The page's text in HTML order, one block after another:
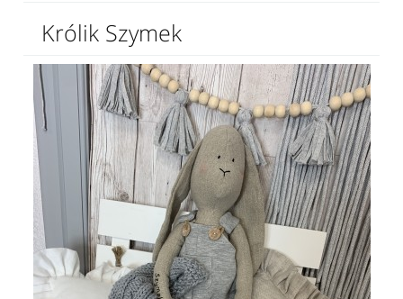
Królik Szymek